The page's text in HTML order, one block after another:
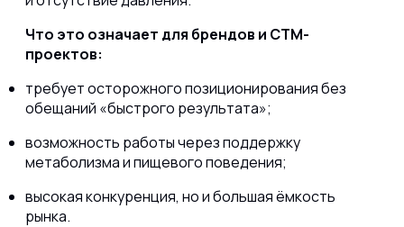
Что это означает для брендов и СТМ-
проектов:
требует осторожного позиционирования без
обещаний «быстрого результата»;
возможность работы через поддержку
метаболизма и пищевого поведения;
высокая конкуренция, но и большая ёмкость
рынка.